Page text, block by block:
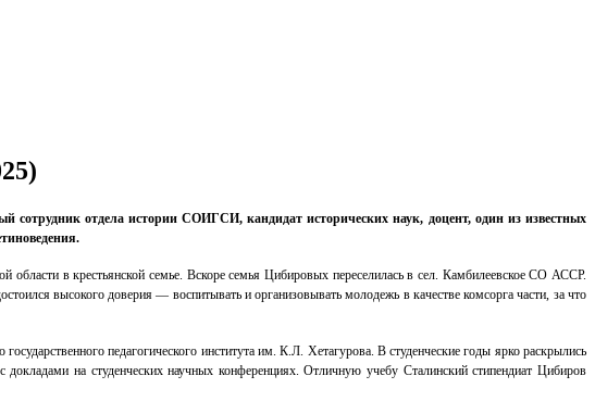
отдела истории СОИГСИ, кандидат исторических наук, доцент, один из известных
в крестьянской семье. Вскоре семья Цибировых переселилась в сел. Камбилеевское СО АССР.
высокого доверия — воспитывать и организовывать молодежь в качестве комсорга части, за что
педагогического института им. К.Л. Хетагурова. В студенческие годы ярко раскрылись
на студенческих научных конференциях. Отличную учебу Сталинский стипендиат Цибиров